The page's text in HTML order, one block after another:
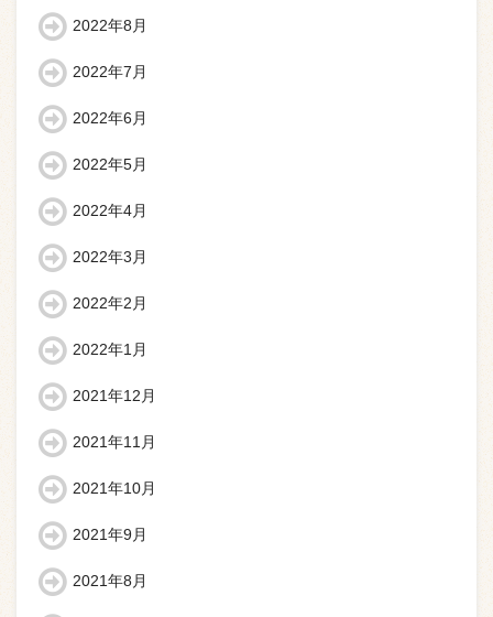
2022年8月
2022年7月
2022年6月
2022年5月
2022年4月
2022年3月
2022年2月
2022年1月
2021年12月
2021年11月
2021年10月
2021年9月
2021年8月